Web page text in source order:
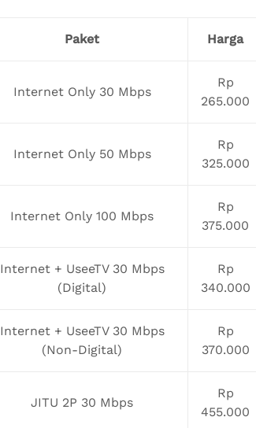
Paket Harga
Internet Only 30 Mbps
Rp
265.000
Internet Only 50 Mbps
Rp
325.000
Internet Only 100 Mbps
Rp
375.000
Internet + UseeTV 30 Mbps
(Digital)
Rp
340.000
Internet + UseeTV 30 Mbps
(Non-Digital)
Rp
370.000
JITU 2P 30 Mbps
Rp
455.000